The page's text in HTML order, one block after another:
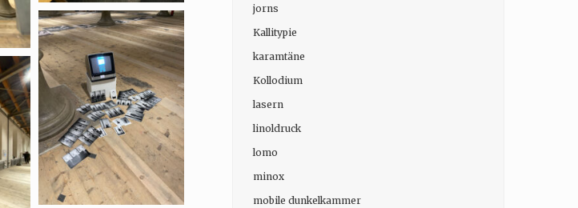
jorns
Kallitypie
karamtäne
Kollodium
lasern
linoldruck
lomo
minox
mobile dunkelkammer